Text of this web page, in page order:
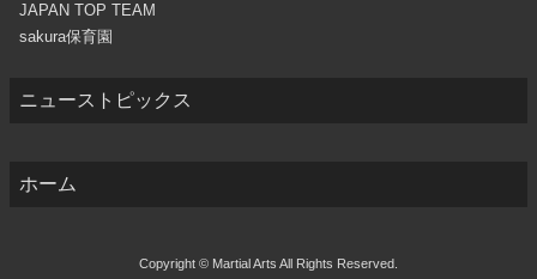
JAPAN TOP TEAM
sakura保育園
ニューストピックス
ホーム
Copyright © Martial Arts All Rights Reserved.